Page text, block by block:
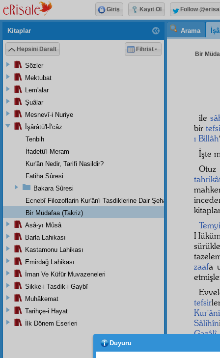
Arama
Bir
ile
bir
ı Billâh
İşte
zaafa
tefsir
Sâlihîn
Gazâlî
bu
Kitaplar
Hepsini Daralt Fihrist
Sözler
Mektubat
Lem'alar
Şuâlar
Mesnevî-i Nuriye
İşârâtü'l-İ'câz
Tenbih
İfadetü'l-Meram
Kur'ân Nedir, Tarifi Nasildir?
Fatiha Sûresi
Bakara Sûresi
Ecnebî Filozoflarin Kur'ân'i Tasdiklerine Dair Şehadetleri
Bir Müdafaa (Takriz)
Asâ-yı Mûsâ
Barla Lahikası
Kastamonu Lahikası
Emirdağ Lahikası
İman Ve Küfür Muvazeneleri
Sikke-i Tasdik-i Gaybî
Muhâkemat
Tarihçe-i Hayat
İlk Dönem Eserleri
Giriş Kayıt Ol Follow
Duyuru